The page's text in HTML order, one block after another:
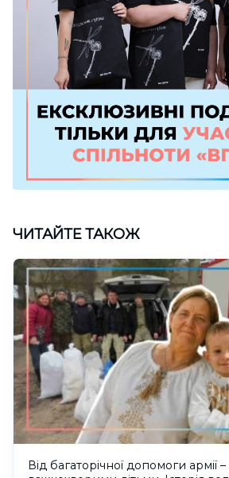
ЧИТАЙТЕ ТАКОЖ
Від багаторічної допомоги армії – до опіки над